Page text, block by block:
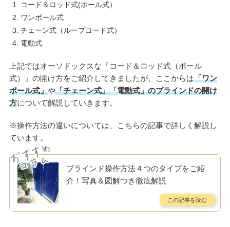
コード＆ロッド式(ポール式）
ワンポール式
チェーン式（ループコード式）
電動式
上記ではオーソドックスな「コード＆ロッド式（ポール
式）」の開け方をご紹介してきましたが、ここからは「ワン
ポール式」や「チェーン式」「電動式」のブラインドの開け
方について解説していきます。
※操作方法の違いについては、こちらの記事で詳しく解説し
ています。
ブラインド操作方法４つのタイプをご紹
介！写真＆図解つき徹底解説